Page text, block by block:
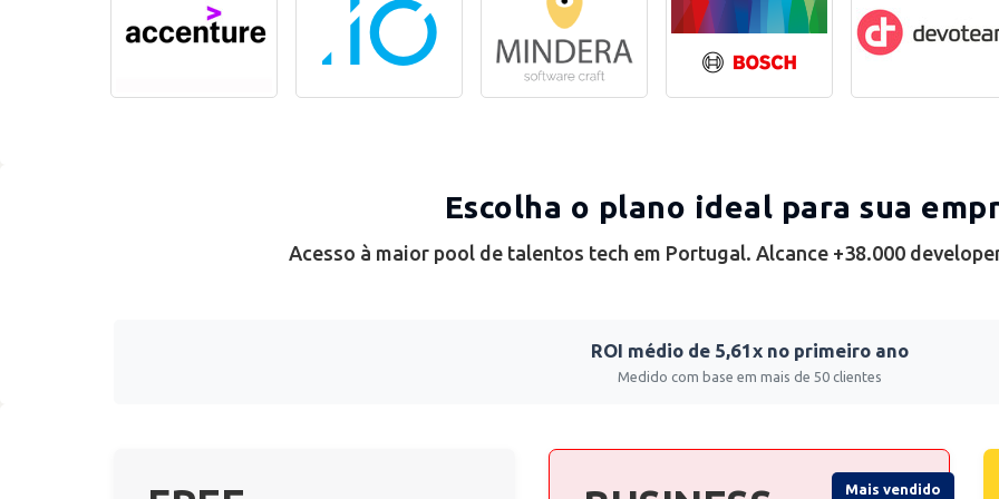
Escolha o plano ideal para sua
Acesso à maior pool de talentos tech em Portugal. Alcance +38.000
ROI médio de 5,61x no primeiro ano
Medido com base em mais de 50 clientes
Mais vendido